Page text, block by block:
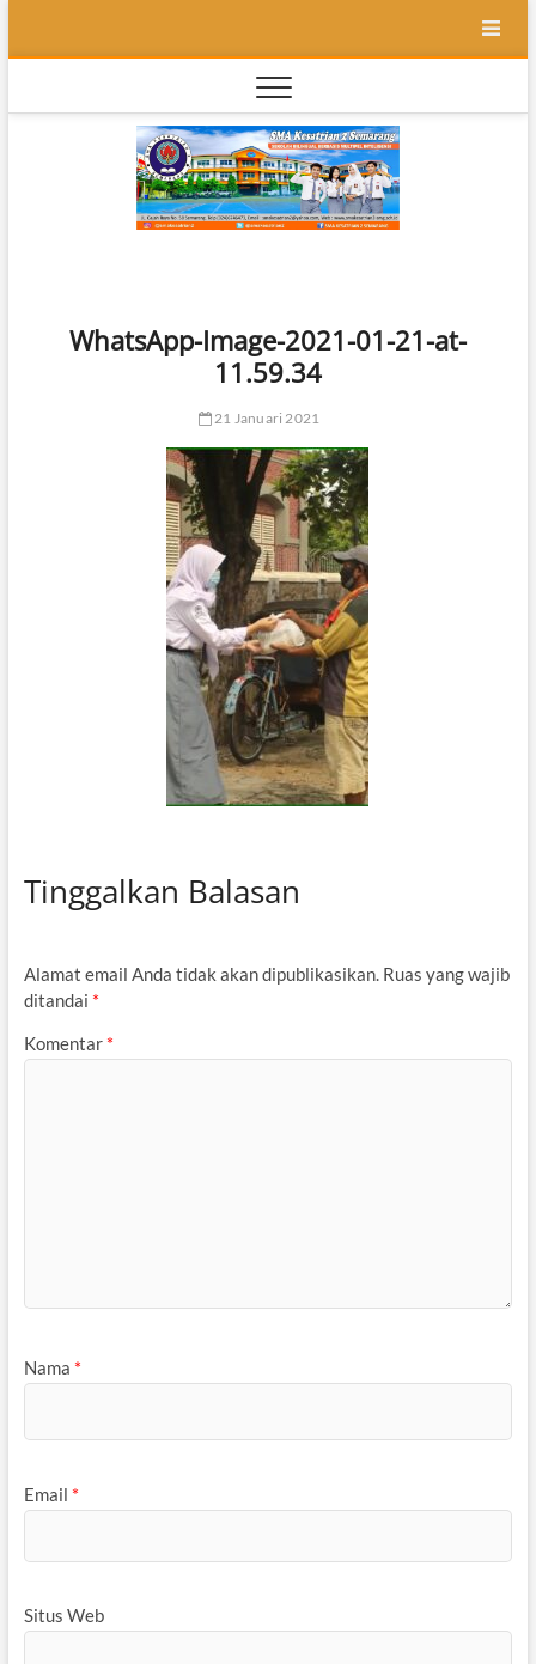
content
SMA
SEKOLAH
BILINGUAL
BERBASIS
MULTIPEL
WhatsApp-Image-2021-01-21-at-
11.59.34
21 Januari 2021
Tinggalkan Balasan
Alamat email Anda tidak akan dipublikasikan. Ruas yang wajib
ditandai *
Komentar *
Nama *
Email *
Situs Web